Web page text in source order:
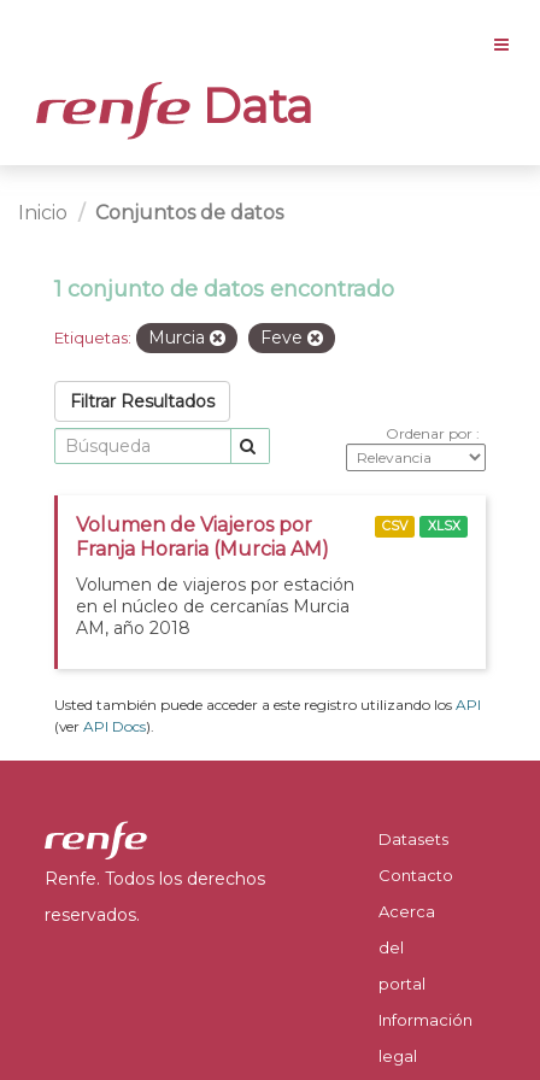
Data
Inicio Conjuntos de datos
1 conjunto de datos encontrado
Etiquetas: Murcia Feve
Filtrar Resultados
Ordenar por
Volumen de Viajeros por
Franja Horaria (Murcia AM)
Volumen de viajeros por estación
en el núcleo de cercanías Murcia
AM, año 2018
CSV XLSX
Usted también puede acceder a este registro utilizando los API
(ver API Docs).
Renfe. Todos los derechos
reservados.
Datasets
Contacto
Acerca
del
portal
Información
legal